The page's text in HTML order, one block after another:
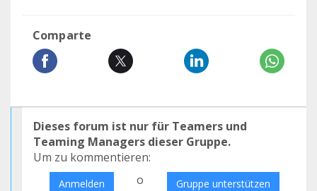
Comparte
Dieses forum ist nur für Teamers und
Teaming Managers dieser Gruppe.
Um zu kommentieren:
Anmelden o Gruppe unterstützen